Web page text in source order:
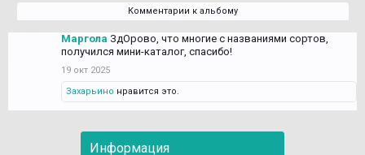
Комментарии к альбому
Маргола ЗдОрово, что многие с названиями сортов,
получился мини-каталог, спасибо!
19 окт 2025
Захарьино нравится это.
Информация